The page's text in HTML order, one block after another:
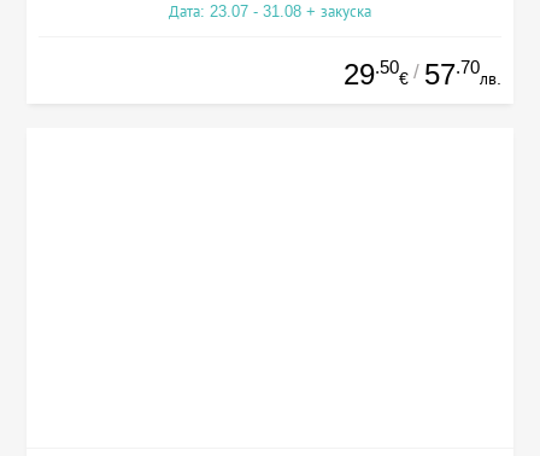
Дата: 23.07 - 31.08 + закуска
29.50
€ / 57.70
лв.